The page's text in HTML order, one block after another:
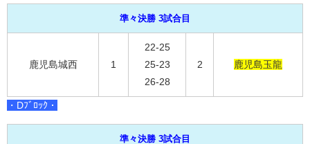
準々決勝 3試合目
鹿児島城西 1
22-25
25-23
26-28
2 鹿児島玉龍
・Dﾌﾞﾛｯｸ・
準々決勝 3試合目